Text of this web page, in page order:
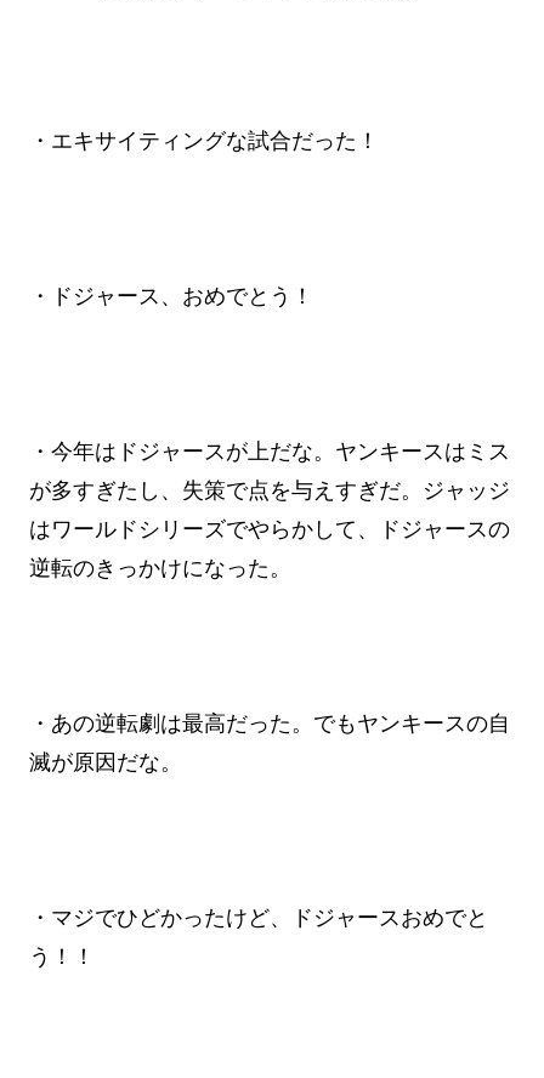
・エキサイティングな試合だった！
・ドジャース、おめでとう！
・今年はドジャースが上だな。ヤンキースはミス
が多すぎたし、失策で点を与えすぎだ。ジャッジ
はワールドシリーズでやらかして、ドジャースの
逆転のきっかけになった。
・あの逆転劇は最高だった。でもヤンキースの自
滅が原因だな。
・マジでひどかったけど、ドジャースおめでと
う！！